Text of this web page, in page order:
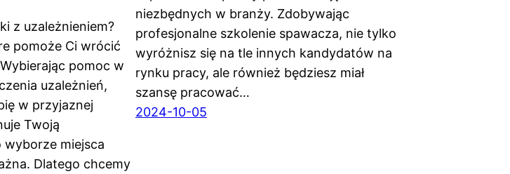
z uzależnieniem?
pomoże Ci wrócić
pomoc w
uzależnień,
w przyjaznej
Twoją
miejsca
Dlatego chcemy
niezbędnych w branży. Zdobywając
profesjonalne szkolenie spawacza, nie tylko
wyróżnisz się na tle innych kandydatów na
rynku pracy, ale również będziesz miał
szansę pracować…
2024-10-05